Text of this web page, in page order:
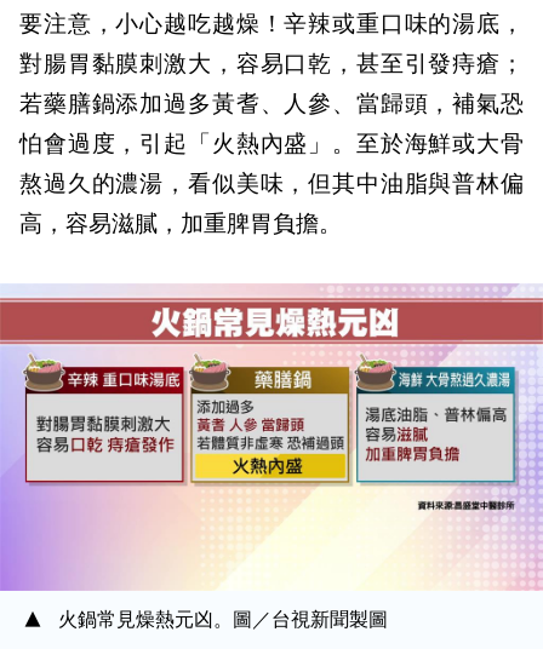
要注意，小心越吃越燥！辛辣或重口味的湯底，
對腸胃黏膜刺激大，容易口乾，甚至引發痔瘡；
若藥膳鍋添加過多黃耆、人參、當歸頭，補氣恐
怕會過度，引起「火熱內盛」。至於海鮮或大骨
熬過久的濃湯，看似美味，但其中油脂與普林偏
高，容易滋膩，加重脾胃負擔。
火鍋常見燥熱元凶。圖／台視新聞製圖